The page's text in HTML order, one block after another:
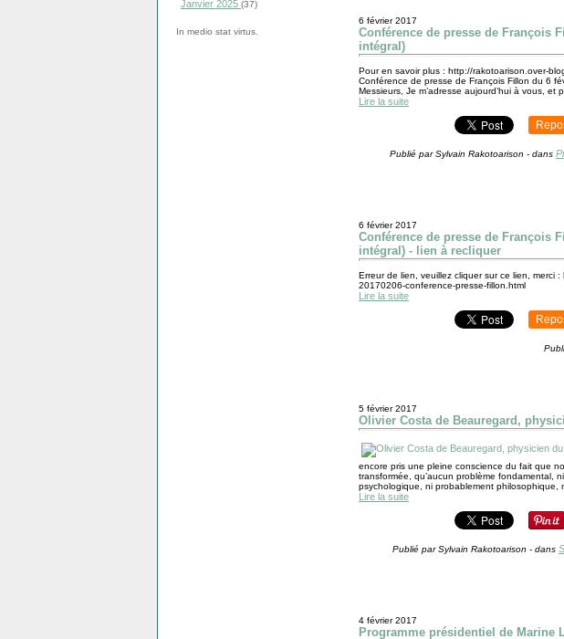
Janvier 2025 (37)
In medio stat virtus.
6 février 2017
Conférence de presse de François
intégral)
Pour en savoir plus : http://rakotoarison.over-
Conférence de presse de François Fillon du 6
Messieurs, Je m’adresse aujourd’hui à vous, et
Lire la suite
Publié par Sylvain Rakotoarison - dans
6 février 2017
Conférence de presse de François
intégral) - lien à recliquer
Erreur de lien, veuillez cliquer sur ce lien, merci
20170206-conference-presse-fillon.html
Lire la suite
5 février 2017
Olivier Costa de Beauregard,
encore pris une pleine conscience du fait que
transformée, qu’aucun problème fondamental,
psychologique, ni probablement philosophique,
Lire la suite
Publié par Sylvain Rakotoarison - dans
4 février 2017
Programme présidentiel de Marine